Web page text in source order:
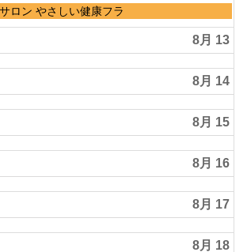
ロン やさしい健康フラ
8月 13
8月 14
8月 15
8月 16
8月 17
8月 18